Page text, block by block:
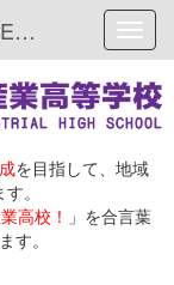
宮城県登米総合産業高等学校WEBサイト
を目指して、地域
。
高校！ 」を合言葉
す。